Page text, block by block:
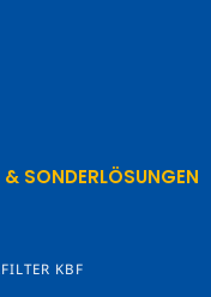
& SONDERLÖSUNGEN
KBF